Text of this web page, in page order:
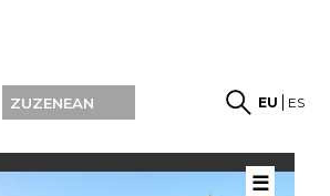
ZUZENEAN EU ES
☰